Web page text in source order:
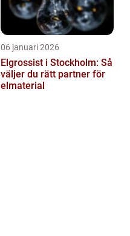
06 januari 2026
Elgrossist i Stockholm: Så
väljer du rätt partner för
elmaterial